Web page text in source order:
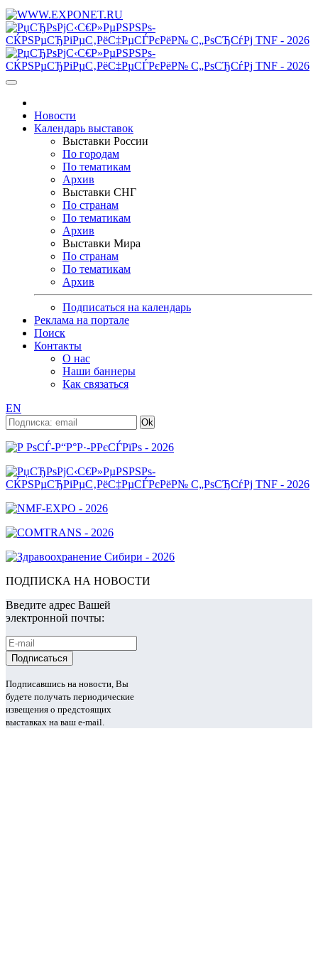
Новости
Календарь выставок
Выставки России
По городам
По тематикам
Архив
Выставки СНГ
По странам
По тематикам
Архив
Выставки Мира
По странам
По тематикам
Архив
Подписаться на календарь
Реклама на портале
Поиск
Контакты
О нас
Наши баннеры
Как связаться
EN
ПОДПИСКА НА НОВОСТИ
Введите адрес Вашей
электронной почты:
Подписавшись на новости, Вы
будете получать периодические
извещения о предстоящих
выставках на ваш e-mail.